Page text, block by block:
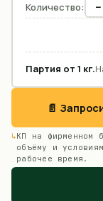
Количество: −
Партия от 1 кг.
📄
КП на фирменном
объёму и
рабочее время.